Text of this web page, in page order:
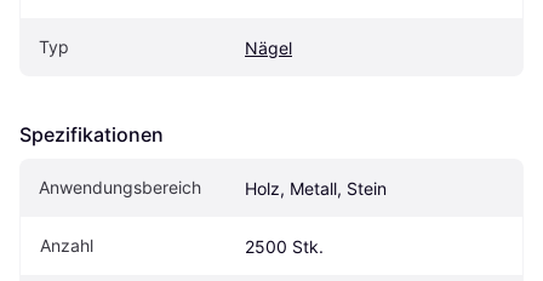
Typ Nägel
Spezifikationen
Anwendungsbereich Holz, Metall, Stein
Anzahl 2500 Stk.